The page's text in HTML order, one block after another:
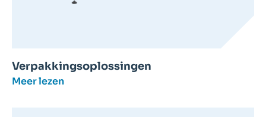
Verpakkingsoplossingen
Meer lezen